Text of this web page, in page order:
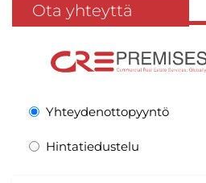
Ota yhteyttä
Yhteydenottopyyntö
Hintatiedustelu